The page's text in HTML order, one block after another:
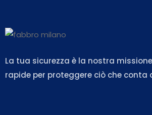
La tua sicurezza è la nostra
rapide per proteggere ciò che conta